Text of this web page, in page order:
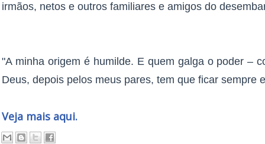
irmãos, netos e outros familiares e amigos do
"A minha origem é humilde. E quem galga o poder –
Deus, depois pelos meus pares, tem que ficar sempre
Veja mais aqui.